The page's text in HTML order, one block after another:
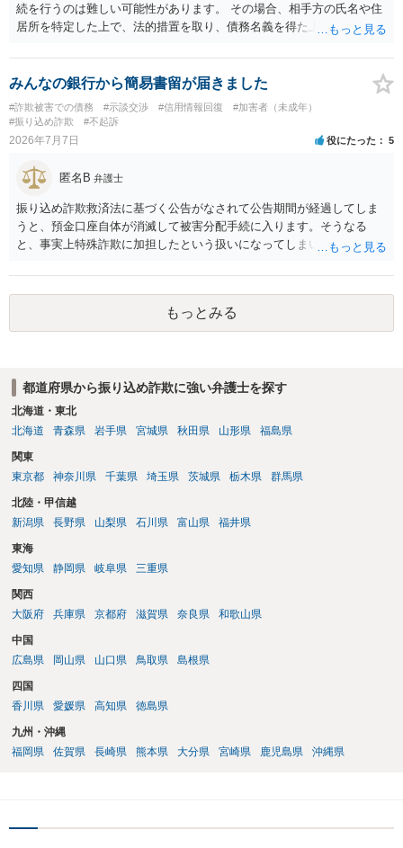
続を行うのは難しい可能性があります。 その場合、相手方の氏名や住
居所を特定した上で、法的措置を取り、債務名義を得た上で、金員を
間、費用、労力を要し、仮に相談者さんの主張が認められ、裁判所か
ら判決等の債務名義を得たとしても、相手方が無資力の場合は回収が
できないというリスクがあることに留意ください。 どれだけの手続を
行うのか、どこまでの回収見込みがあるのかを含め、まずは最寄りの
法律事務所で相談されることをお勧めします。
みんなの銀行から簡易書留が届きました
#詐欺被害での債務 #示談交渉 #信用情報回復
#加害者（未成年）
#振り込め詐欺
#不起訴
2026年7月7日 役にたった 5
匿名B 弁護士
振り込め詐欺救済法に基づく公告がなされて公告期間が経過してしま
うと、預金口座自体が消滅して被害分配手続に入ります。そうなる
と、事実上特殊詐欺に加担したという扱いになってしまい、金融機関
の新規作成等ができなくなってしまったりすることになりかねないの
で、あなたが詐欺に加担していない（例えば口座を売っていない等）
のであれば、毅然と対応しなければならないでしょう。費用の問題は
確かにありますが、費用面を理由に弁護士へ依頼せず手をこまねいて
不安があるなら法テラス利用可能な弁護士へ依頼したり法テラスへ直
接代理援助を申し込む（弁護士を紹介してもらう等）ことを強くお勧
めします。逆に、口座売買等に関与したのであれば、警察への自首等
した方がよいでしょう。
もっとみる
都道府県から振り込め詐欺に強い弁護士を探す
北海道・東北
北海道
青森県 岩手県 宮城県 秋田県 山形県 福島県
関東
東京都
神奈川県 千葉県 埼玉県 茨城県 栃木県 群馬県
北陸・甲信越
新潟県
長野県 山梨県 石川県 富山県 福井県
東海
愛知県
静岡県 岐阜県 三重県
関西
大阪府
兵庫県 京都府 滋賀県 奈良県 和歌山県
中国
広島県
岡山県 山口県 鳥取県 島根県
四国
香川県
愛媛県 高知県 徳島県
九州・沖縄
福岡県
佐賀県 長崎県 熊本県 大分県 宮崎県 鹿児島県 沖縄県